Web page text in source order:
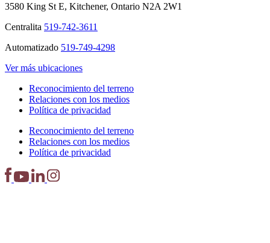
3580 King St E, Kitchener, Ontario N2A 2W1
Centralita 519-742-3611
Automatizado 519-749-4298
Ver más ubicaciones
Reconocimiento del terreno
Relaciones con los medios
Política de privacidad
Reconocimiento del terreno
Relaciones con los medios
Política de privacidad